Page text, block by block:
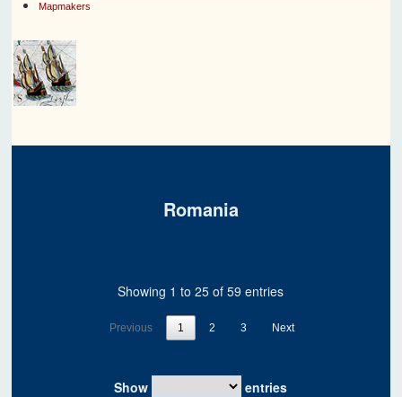
Mapmakers
Romania
Show entries
Showing 1 to 25 of 59 entries
Previous 1 2 3 Next